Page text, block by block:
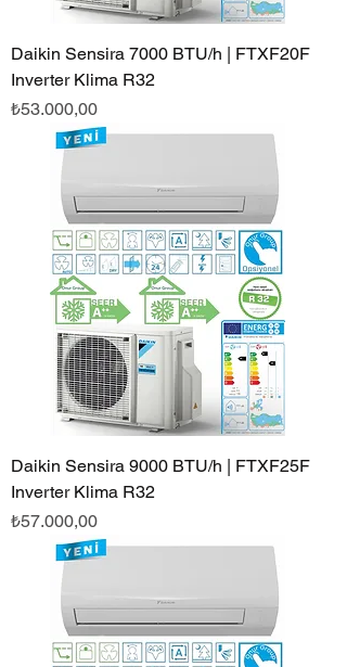
Daikin Sensira 7000 BTU/h | FTXF20F
Inverter Klima R32
Fiyat
₺53.000,00
Daikin Sensira 9000 BTU/h | FTXF25F
Inverter Klima R32
Fiyat
₺57.000,00